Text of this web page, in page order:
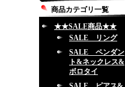
商品カテゴリ一覧
★★SALE商品★★
SALE リング
SALE ペンダン
ト&ネックレス&
ボロタイ